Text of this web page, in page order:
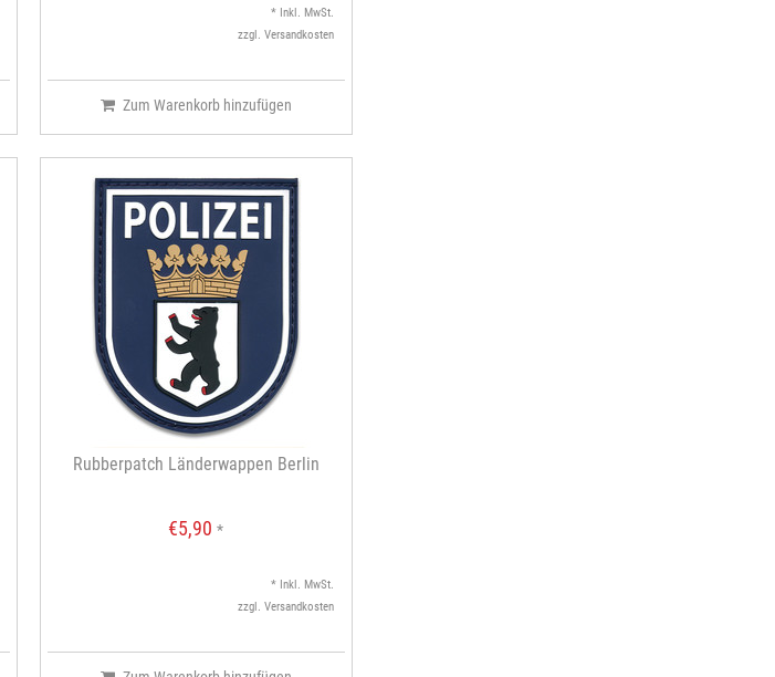
* Inkl. MwSt.
zzgl. Versandkosten
Zum Warenkorb hinzufügen
Rubberpatch Länderwappen Berlin
€5,90*
* Inkl. MwSt.
zzgl. Versandkosten